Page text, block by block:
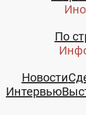
По
Новости
Интервью